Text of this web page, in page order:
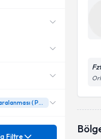
Sinir Yaralanması ( Paralizi)
Filtre